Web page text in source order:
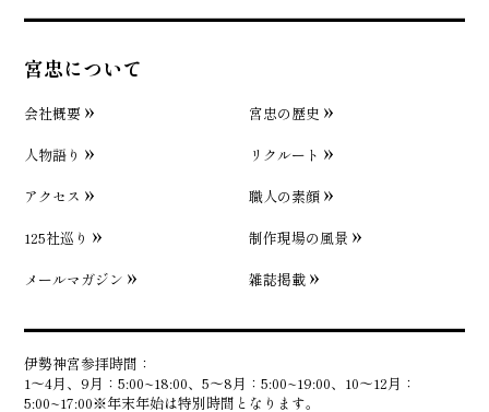
宮忠について
会社概要
宮忠の歴史
人物語り
リクルート
アクセス
職人の素顔
125社巡り
制作現場の風景
メールマガジン
雑誌掲載
伊勢神宮参拝時間：
1〜4月、9月：5:00~18:00、5〜8月：5:00~19:00、10〜12月：
5:00~17:00※年末年始は特別時間となります。